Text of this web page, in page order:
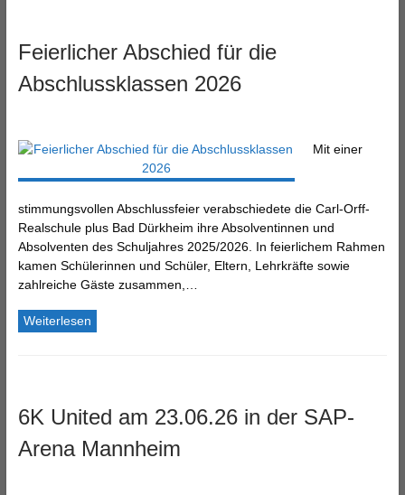
Feierlicher Abschied für die
Abschlussklassen 2026
Mit einer
stimmungsvollen Abschlussfeier verabschiedete die Carl-Orff-
Realschule plus Bad Dürkheim ihre Absolventinnen und
Absolventen des Schuljahres 2025/2026. In feierlichem Rahmen
kamen Schülerinnen und Schüler, Eltern, Lehrkräfte sowie
zahlreiche Gäste zusammen,…
Weiterlesen
6K United am 23.06.26 in der SAP-
Arena Mannheim